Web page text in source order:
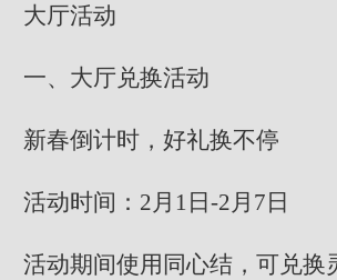
大厅活动
一、大厅兑换活动
新春倒计时，好礼换不停
活动时间：2月1日-2月7日
活动期间使用同心结，可兑换